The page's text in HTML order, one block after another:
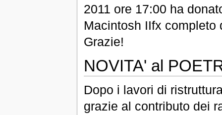
2011 ore 17:00 ha
Macintosh IIfx completo
Grazie!
NOVITA' al
Dopo i lavori di
grazie al contributo dei